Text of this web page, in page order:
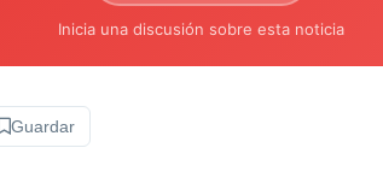
Inicia una discusión sobre esta noticia
Guardar